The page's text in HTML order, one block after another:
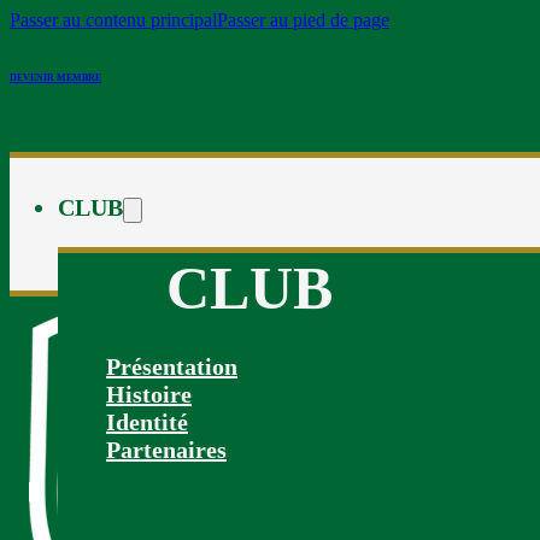
Passer au contenu principalPasser au pied de page
DEVENIR MEMBRE
CLUB
CLUB
Présentation
Histoire
Identité
Partenaires